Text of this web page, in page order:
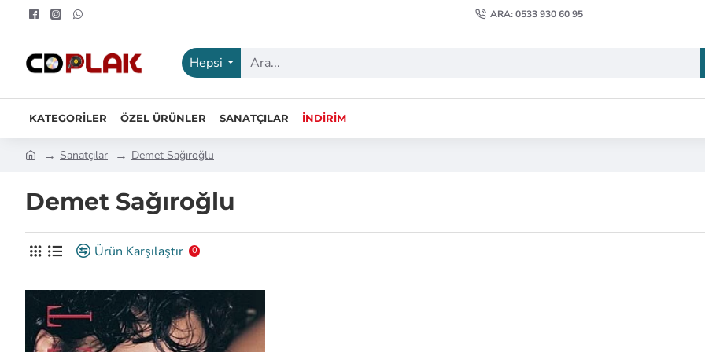
ARA: 0533 930 60 95
Hepsi
KATEGORILER ÖZEL ÜRÜNLER SANATÇILAR İNDIRIM
Sanatçılar Demet Sağıroğlu
Demet Sağıroğlu
Ürün Karşılaştır 0